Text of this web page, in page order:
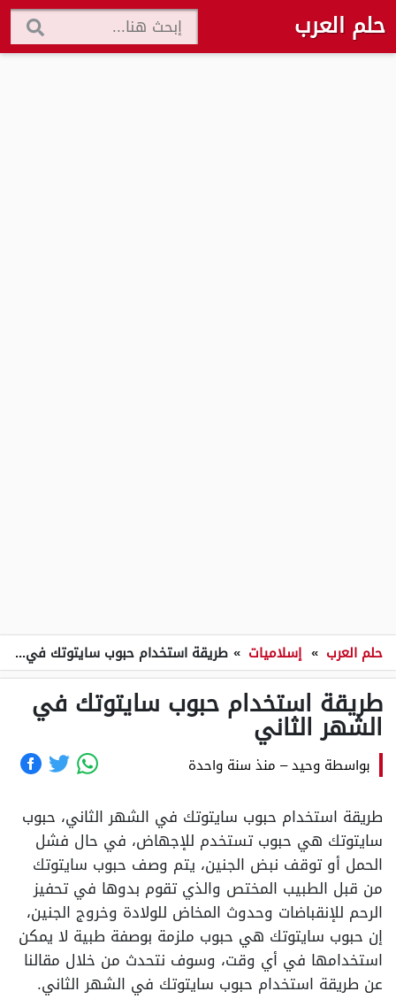
حلم العرب
حلم العرب » إسلاميات » طريقة استخدام حبوب سايتوتك في الشهر الثاني
طريقة استخدام حبوب سايتوتك في
الشهر الثاني
بواسطة وحيد– منذ سنة واحدة
طريقة استخدام حبوب سايتوتك في الشهر الثاني، حبوب
سايتوتك هي حبوب تستخدم للإجهاض، في حال فشل
الحمل أو توقف نبض الجنين، يتم وصف حبوب سايتوتك
من قبل الطبيب المختص والذي تقوم بدوها في تحفيز
الرحم للإنقباضات وحدوث المخاض للولادة وخروج الجنين،
إن حبوب سايتوتك هي حبوب ملزمة بوصفة طبية لا يمكن
استخدامها في أي وقت، وسوف نتحدث من خلال مقالنا
عن طريقة استخدام حبوب سايتوتك في الشهر الثاني.